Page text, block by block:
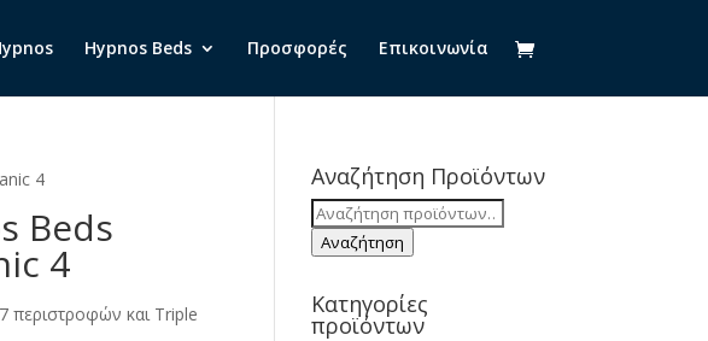
Hypnos Beds Προσφορές Επικοινωνία
4
Beds
4
περιστροφών και Triple
Αναζήτηση Προϊόντων
Αναζήτηση
για:
Αναζήτηση
Κατηγορίες
προϊόντων